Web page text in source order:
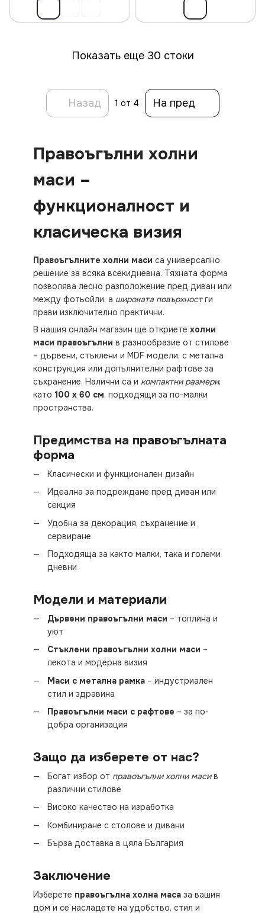
Показать еще 30 стоки
Назад 1 от 4 На пред
Правоъгълни холни
маси –
функционалност и
класическа визия
Правоъгълните холни маси са универсално
решение за всяка всекидневна. Тяхната форма
позволява лесно разположение пред диван или
между фотьойли, а широката повърхностги
прави изключително практични.
В нашия онлайн магазин ще откриете холни
маси правоъгълни в разнообразие от стилове
– дървени, стъклени и MDF модели, с метална
конструкция или допълнителни рафтове за
съхранение. Налични са и компактни размери,
като 100 x 60 см, подходящи за по-малки
пространства.
Предимства на правоъгълната
форма
Класически и функционален дизайн
Идеална за подреждане пред диван или
секция
Удобна за декорация, съхранение и
сервиране
Подходяща за както малки, така и големи
дневни
Модели и материали
Дървени правоъгълни маси – топлина и
уют
Стъклени правоъгълни холни маси –
лекота и модерна визия
Маси с метална рамка – индустриален
стил и здравина
Правоъгълни маси с рафтове – за по-
добра организация
Защо да изберете от нас?
Богат избор от правоъгълни холни масив
различни стилове
Високо качество на изработка
Комбиниране с столове и дивани
Бърза доставка в цяла България
Заключение
Изберете правоъгълна холна маса за вашия
дом и се насладете на удобство, стил и